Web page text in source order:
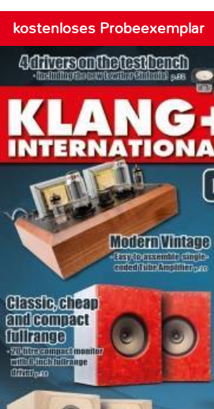
kostenloses Probeexemplar